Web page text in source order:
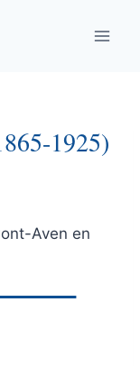
1925)
Aven en